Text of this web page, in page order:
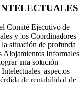
Comité Ejecutivo de
y los Coordinadores
situación de profunda
Alojamientos Informales
una solución
aspectos
de rentabilidad de